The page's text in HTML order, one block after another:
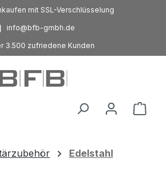
mit SSL-Verschlüsselung
info@bfb-gmbh.de
3.500 zufriedene Kunden
Edelstahl